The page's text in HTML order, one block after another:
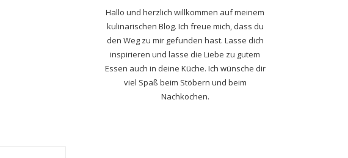
Hallo und herzlich willkommen auf meinem
kulinarischen Blog. Ich freue mich, dass du
den Weg zu mir gefunden hast. Lasse dich
inspirieren und lasse die Liebe zu gutem
Essen auch in deine Küche. Ich wünsche dir
viel Spaß beim Stöbern und beim
Nachkochen.